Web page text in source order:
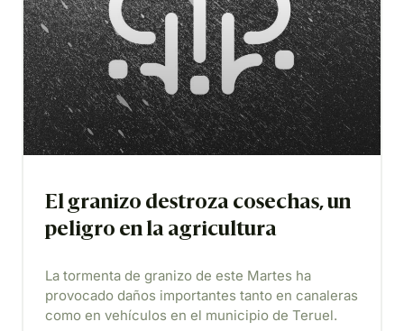
El granizo destroza cosechas, un
peligro en la agricultura
La tormenta de granizo de este Martes ha
provocado daños importantes tanto en canaleras
como en vehículos en el municipio de Teruel.